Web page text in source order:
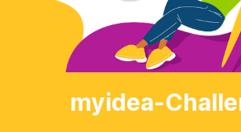
myidea-